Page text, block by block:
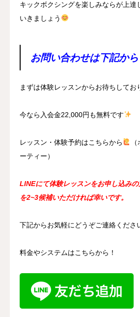
キックボクシングを楽しみならが上達
いきましょう
お問い合わせは下記から
まずは体験レッスンからお待ちしてお
今なら入会金22,000円も無料です
レッスン・体験予約はこちらから
ーティー）
LINEにて体験レッスンをお申し込み
を2~3候補いただければ幸いです。
下記からお気軽にどうぞご連絡くださ
料金やシステムはこちらから！